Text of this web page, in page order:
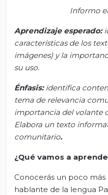
Informo
Aprendizaje esperado:i
características de los
imágenes) y la
su uso.
Énfasis: identifica
tema de relevancia
importancia del volante
Elabora un texto
comunitario.
¿Qué vamos a
Conocerás un poco
hablante de la lengua